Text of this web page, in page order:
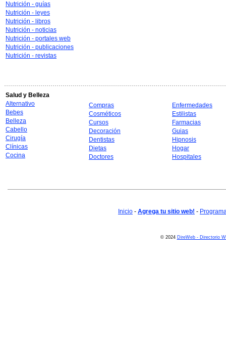
Nutrición - guías
Nutrición - leyes
Nutrición - libros
Nutrición - noticias
Nutrición - portales web
Nutrición - publicaciones
Nutrición - revistas
Salud y Belleza
Alternativo
Bebes
Belleza
Cabello
Cirugía
Clínicas
Cocina
Compras
Cosméticos
Cursos
Decoración
Dentistas
Dietas
Doctores
Enfermedades
Estilistas
Farmacias
Guias
Hipnosis
Hogar
Hospitales
Inicio - Agrega tu sitio web! -
© 2024 DireWeb - Directorio